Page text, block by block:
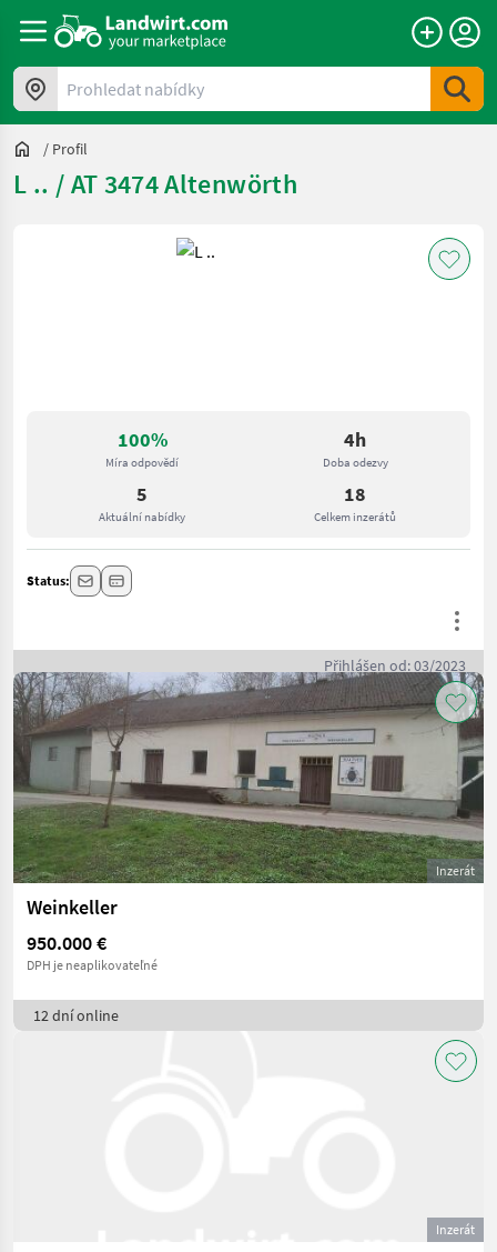
Prohledat nabídky
/ Profil
L .. / AT 3474 Altenwörth
100%
Míra odpovědí
4h
Doba odezvy
5
Aktuální nabídky
18
Celkem inzerátů
Status:
Přihlášen od: 03/2023
Inzerát
Weinkeller
950.000 €
DPH je neaplikovateľné
12 dní online
Inzerát